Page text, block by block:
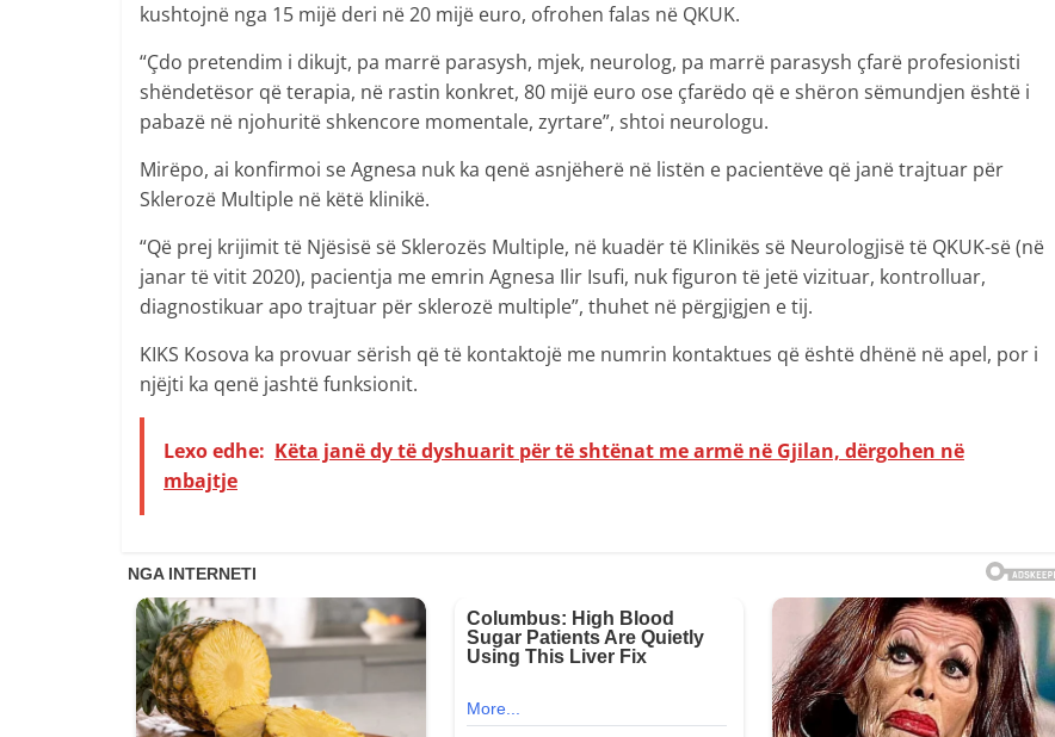
kushtojnë nga 15 mijë deri në 20 mijë euro, ofrohen falas në QKUK.
“Çdo pretendim i dikujt, pa marrë parasysh, mjek, neurolog, pa marrë parasysh çfarë profesionisti
shëndetësor që terapia, në rastin konkret, 80 mijë euro ose çfarëdo që e shëron sëmundjen është i
pabazë në njohuritë shkencore momentale, zyrtare”, shtoi neurologu.
Mirëpo, ai konfirmoi se Agnesa nuk ka qenë asnjëherë në listën e pacientëve që janë trajtuar për
Sklerozë Multiple në këtë klinikë.
“Që prej krijimit të Njësisë së Sklerozës Multiple, në kuadër të Klinikës së Neurologjisë të QKUK-së (në
janar të vitit 2020), pacientja me emrin Agnesa Ilir Isufi, nuk figuron të jetë vizituar, kontrolluar,
diagnostikuar apo trajtuar për sklerozë multiple”, thuhet në përgjigjen e tij.
KIKS Kosova ka provuar sërish që të kontaktojë me numrin kontaktues që është dhënë në apel, por i
njëjti ka qenë jashtë funksionit.
Lexo edhe: Këta janë dy të dyshuarit për të shtënat me armë në Gjilan, dërgohen në
mbajtje